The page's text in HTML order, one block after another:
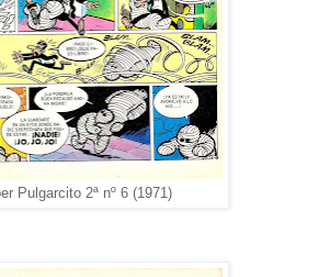
Pulgarcito 2ª nº 6 (1971)